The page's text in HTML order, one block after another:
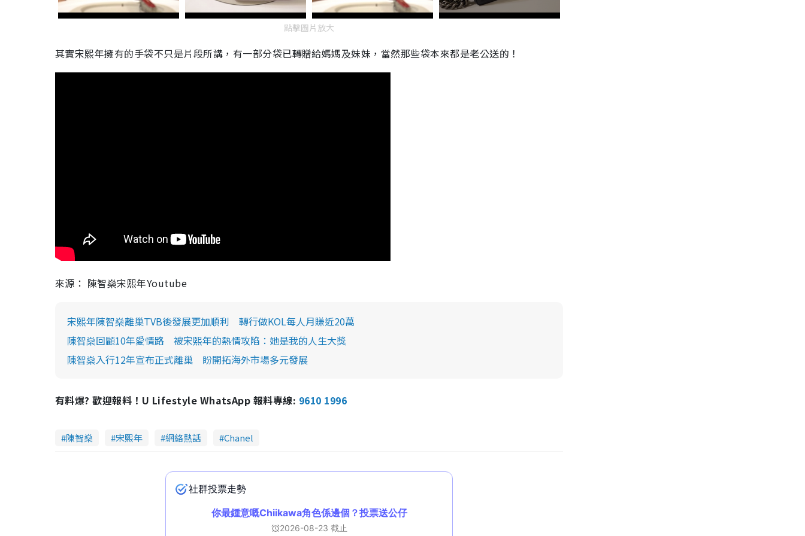
點擊圖片放大
其實宋熙年擁有的手袋不只是片段所講，有一部分袋已轉贈給媽媽及妹妹，當然那些袋本來都是老公送的！
來源： 陳智燊宋熙年Youtube
宋熙年陳智燊離巢TVB後發展更加順利 轉行做KOL每人月賺近20萬
陳智燊回顧10年愛情路 被宋熙年的熱情攻陷：她是我的人生大獎
陳智燊入行12年宣布正式離巢 盼開拓海外市場多元發展
有料爆? 歡迎報料！U Lifestyle WhatsApp 報料專線: 9610 1996
陳智燊 宋熙年 網絡熱話 Chanel